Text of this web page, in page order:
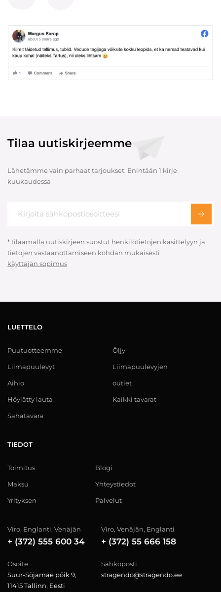
Tilaa uutiskirjeemme
Lähetämme vain parhaat tarjoukset. Enintään 1 kirje
kuukaudessa
* tilaamalla uutiskirjeen suostut henkilötietojen käsittelyyn ja
tietojen vastaanottamiseen kohdan mukaisesti
käyttäjän sopimus
LUETTELO
Puutuotteemme
Liimapuulevyt
Aihio
Höylätty lauta
Sahatavara
Öljy
Liimapuulevyjen
outlet
Kaikki tavarat
TIEDOT
Toimitus
Maksu
Yrityksen
Blogi
Yhteystiedot
Palvelut
Viro, Englanti, Venäjän
+ (372) 555 600 34
Viro, Venäjän, Englanti
+ (372) 55 666 158
Osoite
Suur-Sõjamäe põik 9,
11415 Tallinn, Eesti
Sähköposti
stragendo@stragendo.ee